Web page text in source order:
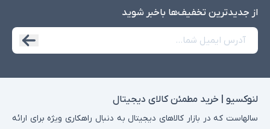
از جدید‌ترین تخفیف‌ها با‌خبر شوید
لنوکسیو | خرید مطمئن کالای دیجیتال
سالهاست که در بازار کالاهای دیجیتال به دنبال راهکاری ویژه برای ارائه